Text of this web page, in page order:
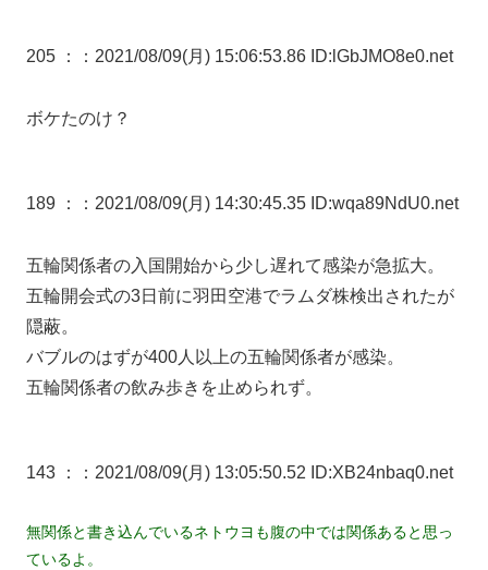
205 ： ：2021/08/09(月) 15:06:53.86 ID:lGbJMO8e0.net
ボケたのけ？
189 ： ：2021/08/09(月) 14:30:45.35 ID:wqa89NdU0.net
五輪関係者の入国開始から少し遅れて感染が急拡大。
五輪開会式の3日前に羽田空港でラムダ株検出されたが
隠蔽。
バブルのはずが400人以上の五輪関係者が感染。
五輪関係者の飲み歩きを止められず。
143 ： ：2021/08/09(月) 13:05:50.52 ID:XB24nbaq0.net
無関係と書き込んでいるネトウヨも腹の中では関係あると思っ
ているよ。